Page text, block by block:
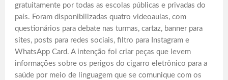
gratuitamente por todas as escolas públicas e privadas do
país. Foram disponibilizadas quatro videoaulas, com
questionários para debate nas turmas, cartaz, banner para
sites, posts para redes sociais, filtro para Instagram e
WhatsApp Card. A intenção foi criar peças que levem
informações sobre os perigos do cigarro eletrônico para a
saúde por meio de linguagem que se comunique com os